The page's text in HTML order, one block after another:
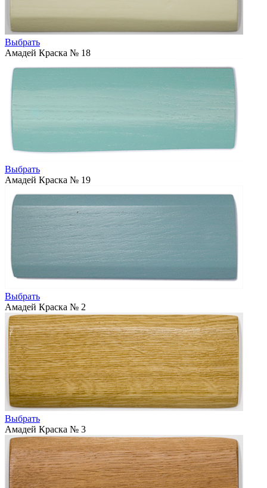
Выбрать
Амадей Краска № 18
Выбрать
Амадей Краска № 19
Выбрать
Амадей Краска № 2
Выбрать
Амадей Краска № 3